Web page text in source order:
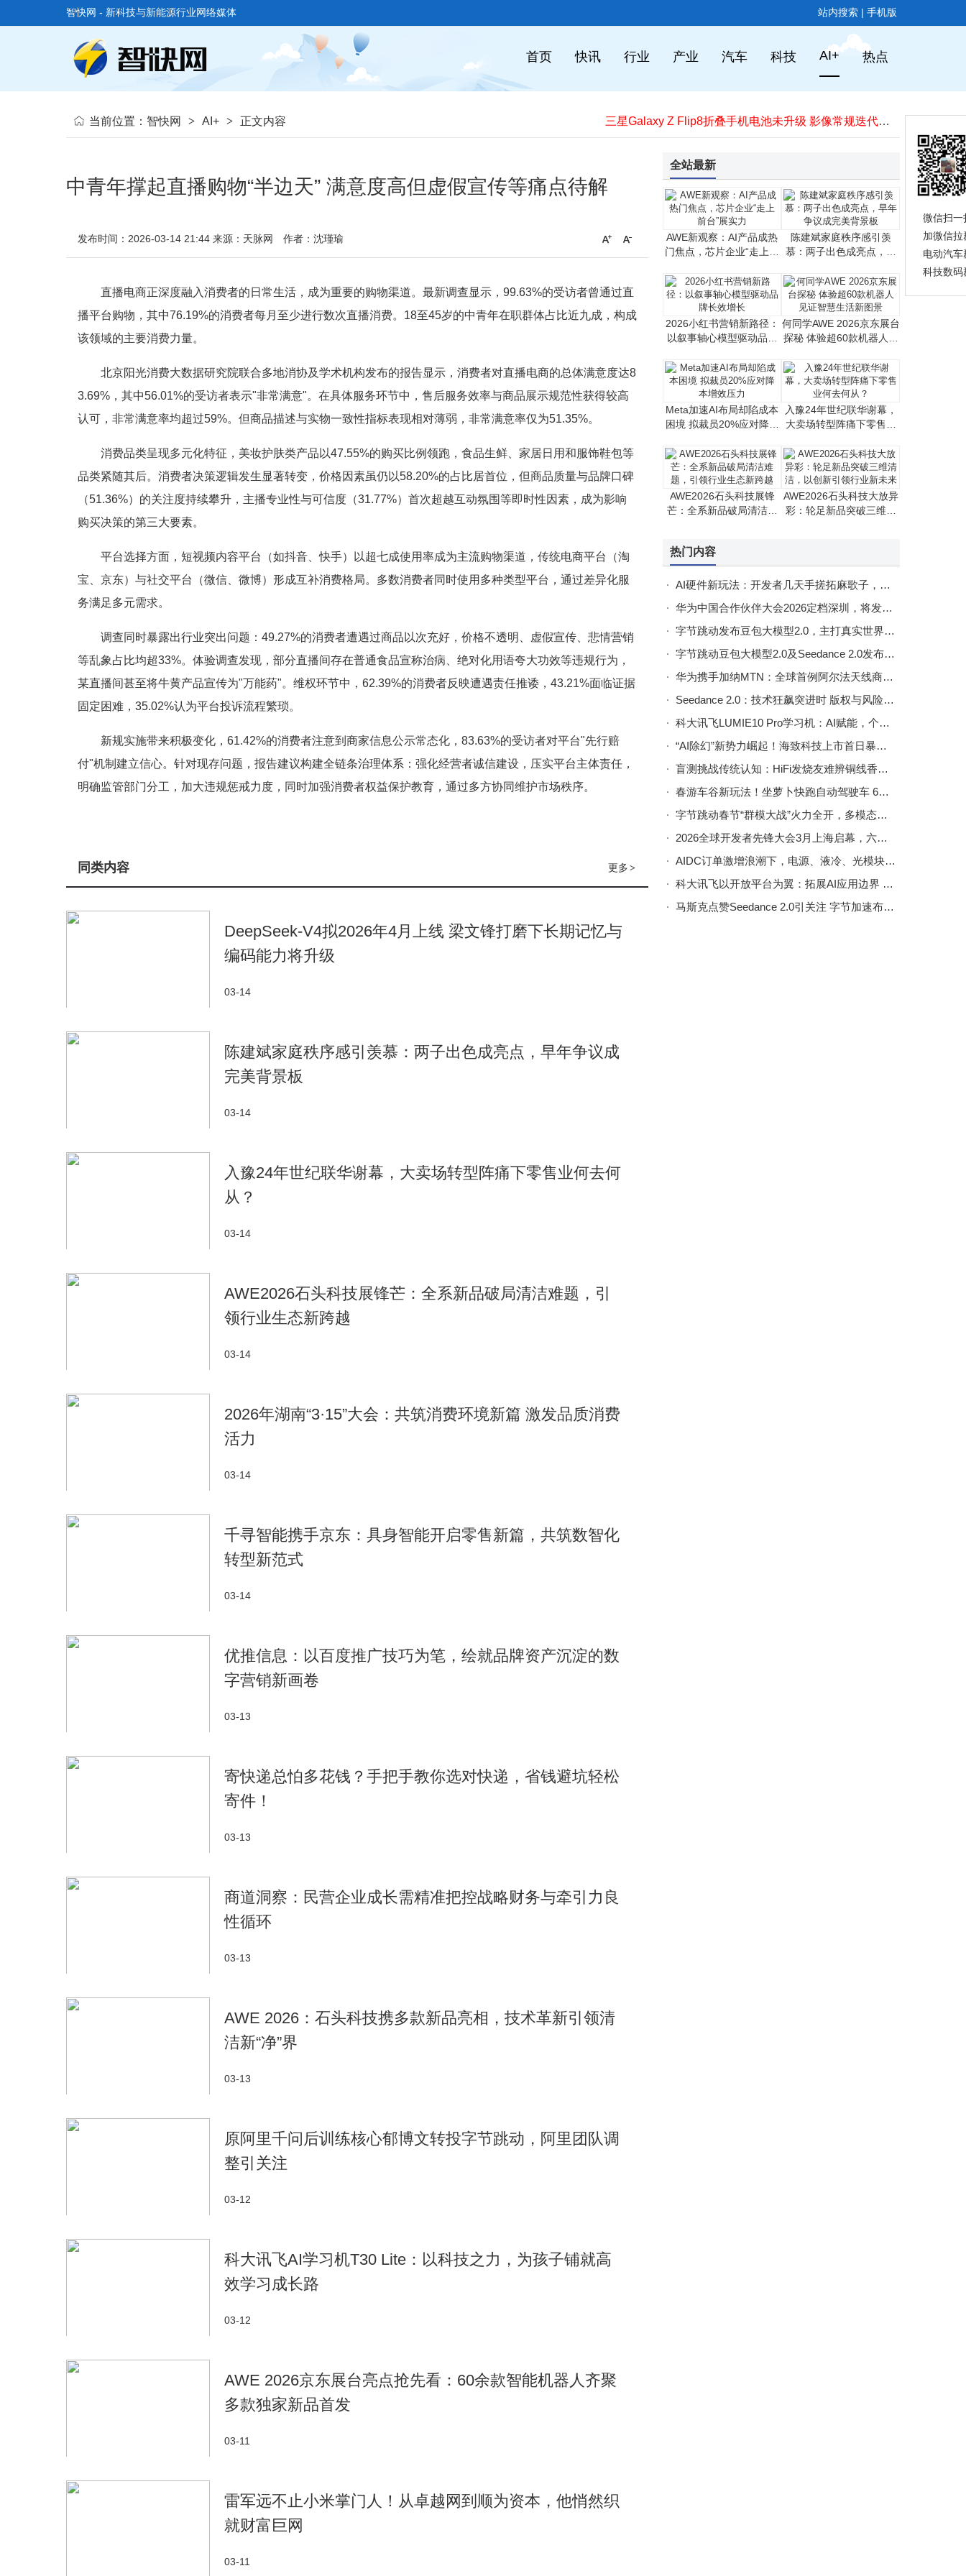
站内搜索 | 手机版
智快网 - 新科技与新能源行业网络媒体
首页 快讯 行业 产业 汽车 科技 AI+ 热点
AWE2026海思展台：开源鸿蒙赋能多品类，开启智慧生活新篇章
字节跳动武汉研发中心被传“全裁”？官方辟谣：仅50人调整办公地
英伟达G-Sync Pulsar新固件：优化低帧率，为锁60帧游戏带来新体验
入豫24年世纪联华谢幕，大卖场转型阵痛下零售业何去何从？
AWE2026石头科技展锋芒：全系新品破局清洁难题，引领行业生态新跨越
AWE2026海思展台：开源鸿蒙赋能多品类，开启智慧生活新篇章
当前位置： 智快网 > AI+ > 正文内容
中青年撑起直播购物“半边天” 满意度高但虚假宣传等痛点待解
发布时间：2026-03-14 21:44 来源：天脉网 作者：沈瑾瑜
直播电商正深度融入消费者的日常生活，成为重要的购物渠道。最新调查显示，99.63%的受访者曾通过直
播平台购物，其中76.19%的消费者每月至少进行数次直播消费。18至45岁的中青年在职群体占比近九成，构成
该领域的主要消费力量。
北京阳光消费大数据研究院联合多地消协及学术机构发布的报告显示，消费者对直播电商的总体满意度达8
3.69%，其中56.01%的受访者表示"非常满意"。在具体服务环节中，售后服务效率与商品展示规范性获得较高
认可，非常满意率均超过59%。但商品描述与实物一致性指标表现相对薄弱，非常满意率仅为51.35%。
消费品类呈现多元化特征，美妆护肤类产品以47.55%的购买比例领跑，食品生鲜、家居日用和服饰鞋包等
品类紧随其后。消费者决策逻辑发生显著转变，价格因素虽仍以58.20%的占比居首位，但商品质量与品牌口碑
（51.36%）的关注度持续攀升，主播专业性与可信度（31.77%）首次超越互动氛围等即时性因素，成为影响
购买决策的第三大要素。
平台选择方面，短视频内容平台（如抖音、快手）以超七成使用率成为主流购物渠道，传统电商平台（淘
宝、京东）与社交平台（微信、微博）形成互补消费格局。多数消费者同时使用多种类型平台，通过差异化服
务满足多元需求。
调查同时暴露出行业突出问题：49.27%的消费者遭遇过商品以次充好，价格不透明、虚假宣传、悲情营销
等乱象占比均超33%。体验调查发现，部分直播间存在普通食品宣称治病、绝对化用语夸大功效等违规行为，
某直播间甚至将牛黄产品宣传为"万能药"。维权环节中，62.39%的消费者反映遭遇责任推诿，43.21%面临证据
固定困难，35.02%认为平台投诉流程繁琐。
新规实施带来积极变化，61.42%的消费者注意到商家信息公示常态化，83.63%的受访者对平台"先行赔
付"机制建立信心。针对现存问题，报告建议构建全链条治理体系：强化经营者诚信建设，压实平台主体责任，
明确监管部门分工，加大违规惩戒力度，同时加强消费者权益保护教育，通过多方协同维护市场秩序。
更多 >
同类内容
DeepSeek-V4拟2026年4月上线 梁文锋打磨下长期记忆与
编码能力将升级
03-14
陈建斌家庭秩序感引羡慕：两子出色成亮点，早年争议成
完美背景板
03-14
入豫24年世纪联华谢幕，大卖场转型阵痛下零售业何去何
从？
03-14
AWE2026石头科技展锋芒：全系新品破局清洁难题，引
领行业生态新跨越
03-14
2026年湖南“3·15”大会：共筑消费环境新篇 激发品质消费
活力
03-14
千寻智能携手京东：具身智能开启零售新篇，共筑数智化
转型新范式
03-14
优推信息：以百度推广技巧为笔，绘就品牌资产沉淀的数
字营销新画卷
03-13
寄快递总怕多花钱？手把手教你选对快递，省钱避坑轻松
寄件！
03-13
商道洞察：民营企业成长需精准把控战略财务与牵引力良
性循环
03-13
AWE 2026：石头科技携多款新品亮相，技术革新引领清
洁新“净”界
03-13
原阿里千问后训练核心郁博文转投字节跳动，阿里团队调
整引关注
03-12
科大讯飞AI学习机T30 Lite：以科技之力，为孩子铺就高
效学习成长路
03-12
AWE 2026京东展台亮点抢先看：60余款智能机器人齐聚
多款独家新品首发
03-11
雷军远不止小米掌门人！从卓越网到顺为资本，他悄然织
就财富巨网
03-11
全站最新
AWE新观察：AI产品成热
门焦点，芯片企业“走上前
陈建斌家庭秩序感引羡
慕：两子出色成亮点，早
2026小红书营销新路径：
以叙事轴心模型驱动品牌
何同学AWE 2026京东展台
探秘 体验超60款机器人见
Meta加速AI布局却陷成本
困境 拟裁员20%应对降本
入豫24年世纪联华谢幕，
大卖场转型阵痛下零售业
AWE2026石头科技展锋
芒：全系新品破局清洁难
AWE2026石头科技大放异
彩：轮足新品突破三维清
热门内容
AI硬件新玩法：开发者几天手搓拓麻歌子，自然语言“秒造”硬件成趋势
华为中国合作伙伴大会2026定档深圳，将发布全新数智战略共筑AI新基建
字节跳动发布豆包大模型2.0，主打真实世界复杂任务执行力
字节跳动豆包大模型2.0及Seedance 2.0发布，多场景适配带来新体验
华为携手加纳MTN：全球首例阿尔法天线商用，网络流量与维优效率双提升
Seedance 2.0：技术狂飙突进时 版权与风险成前行“拦路虎”？
科大讯飞LUMIE10 Pro学习机：AI赋能，个性化学习开启孩子无限潜能
“AI除幻”新势力崛起！海致科技上市首日暴涨，市值突破370亿港元
盲测挑战传统认知：HiFi发烧友难辨铜线香蕉湿泥传输音频差异
春游车谷新玩法！坐萝卜快跑自动驾驶车 6折畅游七大景区享专属福利
字节跳动春节“群模大战”火力全开，多模态大模型升级引爆AI应用新热潮
2026全球开发者先锋大会3月上海启幕，六大方向促产业资源高效对接
AIDC订单激增浪潮下，电源、液冷、光模块等赛道迎来发展新契机
科大讯飞以开放平台为翼：拓展AI应用边界 驱动多行业智能化变革
马斯克点赞Seedance 2.0引关注 字节加速布局视频生成赛道自曝仍需优化
微信扫一
加微信拉
电动汽车
科技数码